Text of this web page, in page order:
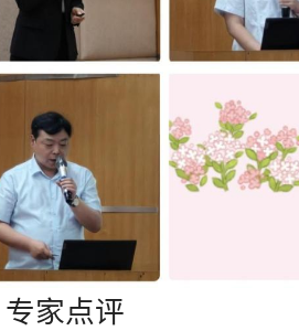
专家点评